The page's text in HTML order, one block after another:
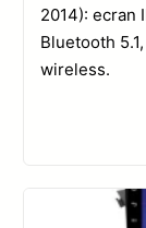
2014): ecran
Bluetooth
wireless.